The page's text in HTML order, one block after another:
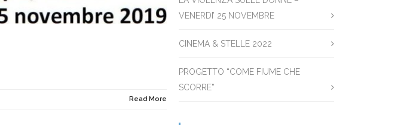
Read More
VENERDI’ 25 NOVEMBRE
CINEMA & STELLE 2022
PROGETTO “COME FIUME CHE
SCORRE”